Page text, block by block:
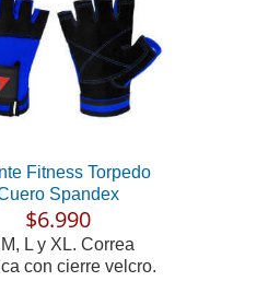
Fitness Torpedo
Spandex
$6.990
L y XL. Correa
con cierre velcro.